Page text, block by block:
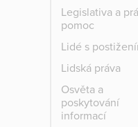
Legislativa a
pomoc
Lidé s
Lidská práva
Osvěta a
poskytování
informací